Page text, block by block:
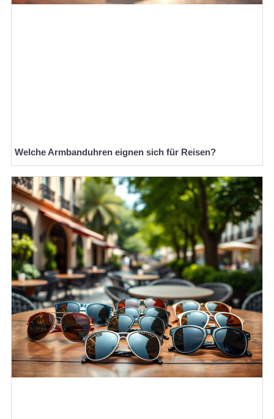
Welche Armbanduhren eignen sich für Reisen?